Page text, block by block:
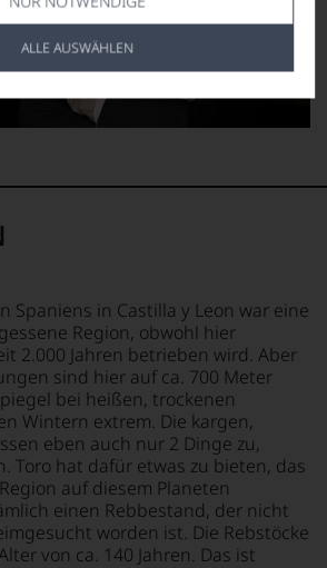
ALLE AUSWÄHLEN
Spaniens in Castilla y Leon war eine
Region, obwohl hier
2.000 Jahren betrieben wird. Aber
sind hier auf ca. 700 Meter
bei heißen, trockenen
Wintern extrem. Die kargen,
eben auch nur 2 Dinge zu,
Toro hat dafür etwas zu bieten, das
auf diesem Planeten
einen Rebbestand, der nicht
worden ist. Die Rebstöcke
von ca. 140 Jahren. Das ist